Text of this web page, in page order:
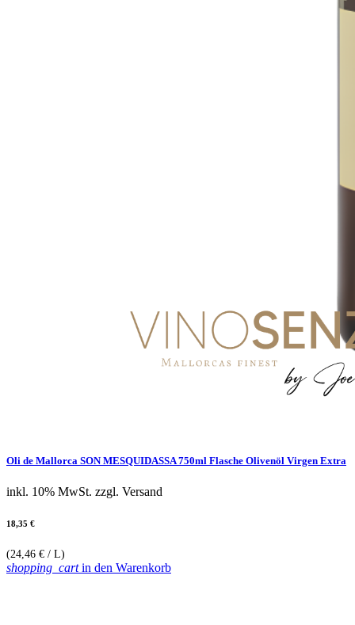
Oli de Mallorca SON MESQUIDASSA 750ml Flasche Olivenöl Virgen Extra
inkl. 10% MwSt. zzgl. Versand
18,35 €
(24,46 € / L)
shopping_cartin den Warenkorb